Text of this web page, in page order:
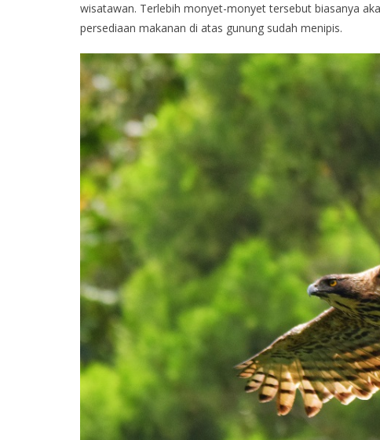
wisatawan. Terlebih monyet-monyet tersebut biasanya
persediaan makanan di atas gunung sudah menipis.